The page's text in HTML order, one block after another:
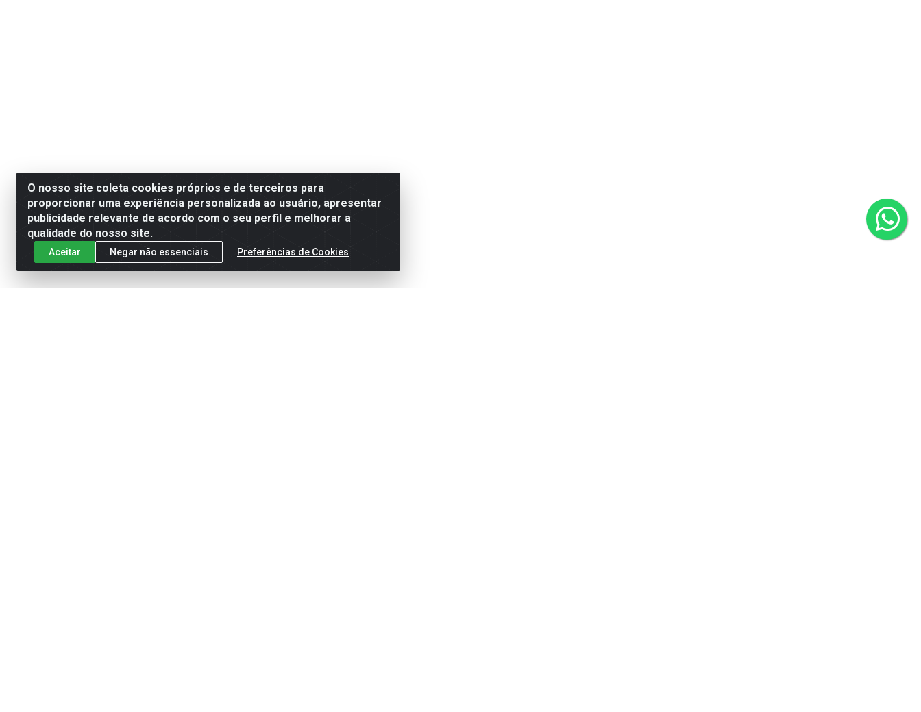
O nosso site coleta cookies próprios e de terceiros para
proporcionar uma experiência personalizada ao usuário, apresentar
publicidade relevante de acordo com o seu perfil e melhorar a
qualidade do nosso site.
Aceitar Negar não essenciais Preferências de Cookies